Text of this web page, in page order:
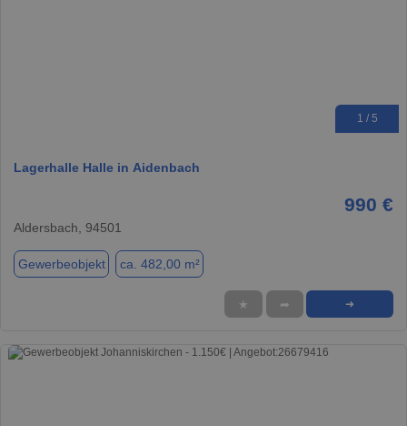
1 / 5
Lagerhalle Halle in Aidenbach
990 €
Aldersbach, 94501
Gewerbeobjekt ca. 482,00 m²
★ ➦ ➜